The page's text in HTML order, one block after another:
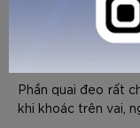
Phần quai đeo rất
khi khoác trên vai,
GỬI TƯ